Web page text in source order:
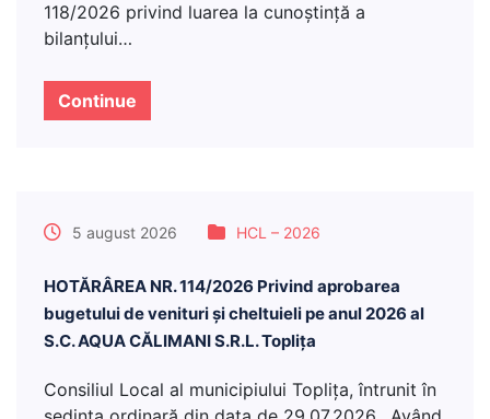
118/2026 privind luarea la cunoştinţă a
bilanţului…
Continue
5 august 2026 HCL – 2026
HOTĂRÂREA NR. 114/2026 Privind aprobarea
bugetului de venituri şi cheltuieli pe anul 2026 al
S.C. AQUA CĂLIMANI S.R.L. Topliţa
Consiliul Local al municipiului Topliţa, întrunit în